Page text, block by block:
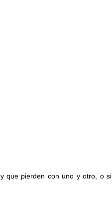
yque pierden con uno yotro, o si